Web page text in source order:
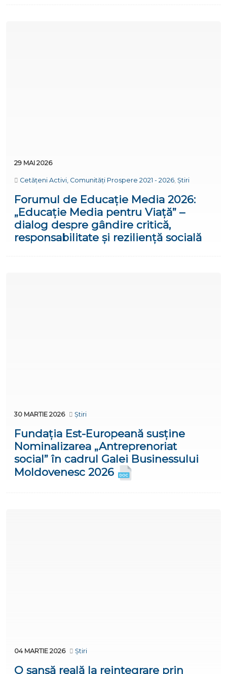
29 MAI 2026
Cetățeni Activi, Comunități Prospere 2021 - 2026, Știri
Forumul de Educație Media 2026:
„Educație Media pentru Viață” –
dialog despre gândire critică,
responsabilitate și reziliență socială
30 MARTIE 2026 Știri
Fundația Est-Europeană susține
Nominalizarea „Antreprenoriat
social” în cadrul Galei Businessului
Moldovenesc 2026
04 MARTIE 2026 Știri
O șansă reală la reintegrare prin